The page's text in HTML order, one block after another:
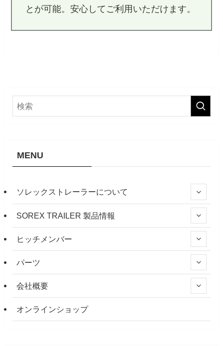
とが可能。安心してご利用いただけます。
MENU
ソレックストレーラーについて
SOREX TRAILER 製品情報
ヒッチメンバー
パーツ
会社概要
オンラインショップ